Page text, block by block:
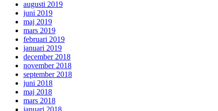
augusti 2019
juni 2019
maj 2019
mars 2019
februari 2019
januari 2019
december 2018
november 2018
september 2018
juni 2018
maj 2018
mars 2018
januari 2018